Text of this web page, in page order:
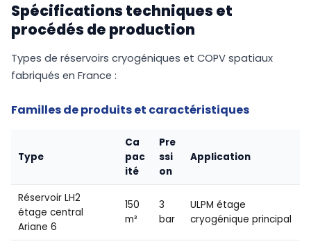
Spécifications techniques et
procédés de production
Types de réservoirs cryogéniques et COPV spatiaux
fabriqués en France :
Familles de produits et caractéristiques
Type
Ca
pac
ité
Pre
ssi
on
Application
Réservoir LH2
étage central
Ariane 6
150
m³
3
bar
ULPM étage
cryogénique principal